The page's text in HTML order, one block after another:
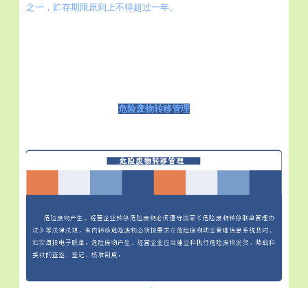
之一，贮存期限原则上不得超过一年。
危险废物转移管理